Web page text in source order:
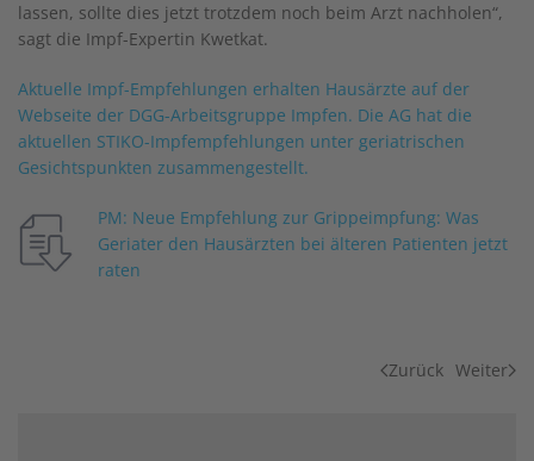
lassen, sollte dies jetzt trotzdem noch beim Arzt nachholen“,
sagt die Impf-Expertin Kwetkat.
Aktuelle Impf-Empfehlungen erhalten Hausärzte auf der
Webseite der DGG-Arbeitsgruppe Impfen. Die AG hat die
aktuellen STIKO-Impfempfehlungen unter geriatrischen
Gesichtspunkten zusammengestellt.
PM: Neue Empfehlung zur Grippeimpfung: Was
Geriater den Hausärzten bei älteren Patienten jetzt
raten
Zurück Weiter